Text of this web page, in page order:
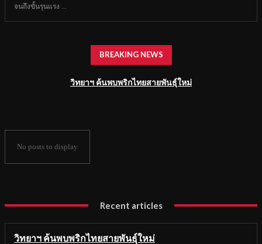
จนถึงขั้นรุนแรง ...
BREAKING NEWS
วิทยาฯ ค้นพบพริกไทยสายพันธุ์ใหม่
No posts to display
Recent articles
วิทยาฯ ค้นพบพริกไทยสายพันธุ์ใหม่